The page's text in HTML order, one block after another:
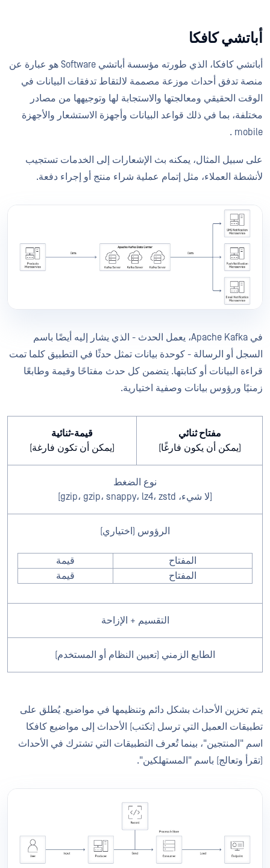
أباتشي كافكا
أباتشي كافكا، الذي طورته مؤسسة أباتشي Software هو عبارة عن
منصة تدفق أحداث موزعة مصممة لالتقاط تدفقات البيانات في
الوقت الحقيقي ومعالجتها والاستجابة لها وتوجيهها من مصادر
مختلفة، بما في ذلك قواعد البيانات وأجهزة الاستشعار والأجهزة
mobile .
على سبيل المثال، يمكنه بث الإشعارات إلى الخدمات تستجيب
لأنشطة العملاء، مثل إتمام عملية شراء منتج أو إجراء دفعة.
في Apache Kafka، يعمل الحدث - الذي يشار إليه أيضًا باسم
السجل أو الرسالة - كوحدة بيانات تمثل حدثًا في التطبيق كلما تمت
قراءة البيانات أو كتابتها. يتضمن كل حدث مفتاحًا وقيمة وطابعًا
زمنيًا ورؤوس بيانات وصفية اختيارية.
مفتاح ثنائي
(يمكن أن يكون فارغًا)
قيمة-ثنائية
(يمكن أن تكون فارغة)
نوع الضغط
[لا شيء، gzip، gzip، snappy، lz4، zstd]
الرؤوس (اختياري)
المفتاح
قيمة
المفتاح
قيمة
التقسيم + الإزاحة
الطابع الزمني (تعيين النظام أو المستخدم)
يتم تخزين الأحداث بشكل دائم وتنظيمها في مواضيع. يُطلق على
تطبيقات العميل التي ترسل (تكتب) الأحداث إلى مواضيع كافكا
اسم "المنتجين"، بينما تُعرف التطبيقات التي تشترك في الأحداث
(تقرأ وتعالج) باسم "المستهلكين".